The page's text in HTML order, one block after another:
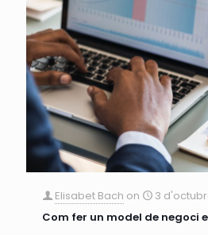
Elisabet Bach on
3
Com fer un model de negoci